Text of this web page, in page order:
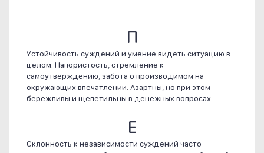
П
Устойчивость суждений и умение видеть ситуацию в
целом. Напористость, стремление к
самоутверждению, забота о производимом на
окружающих впечатлении. Азартны, но при этом
бережливы и щепетильны в денежных вопросах.
Е
Склонность к независимости суждений часто